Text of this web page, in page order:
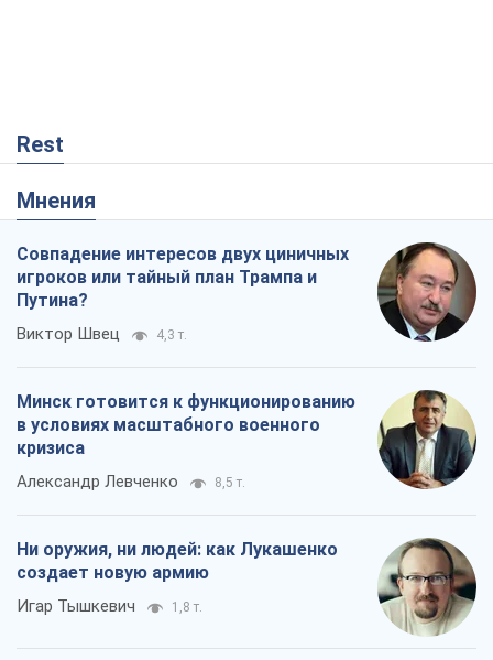
Rest
Мнения
Совпадение интересов двух циничных
игроков или тайный план Трампа и
Путина?
Виктор Швец 4,3 т.
Минск готовится к функционированию
в условиях масштабного военного
кризиса
Александр Левченко 8,5 т.
Ни оружия, ни людей: как Лукашенко
создает новую армию
Игар Тышкевич 1,8 т.